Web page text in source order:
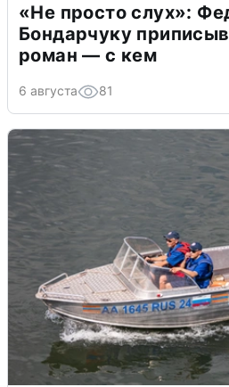
«Не просто слух»:
Бондарчуку
роман — с кем
6 августа 81